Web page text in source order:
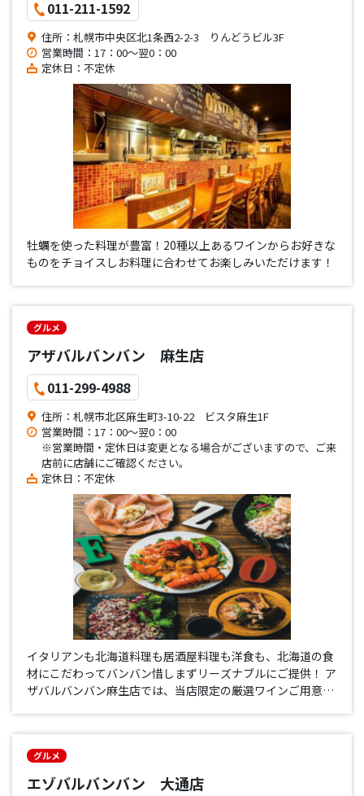
011-211-1592
住所：札幌市中央区北1条西2-2-3 りんどうビル3F
営業時間：17：00〜翌0：00
定休日：不定休
牡蠣を使った料理が豊富！20種以上あるワインからお好きな
ものをチョイスしお料理に合わせてお楽しみいただけます！
グルメ
アザバルバンバン 麻生店
011-299-4988
住所：札幌市北区麻生町3-10-22 ビスタ麻生1F
営業時間：17：00～翌0：00
※営業時間・定休日は変更となる場合がございますので、ご来
店前に店舗にご確認ください。
定休日：不定休
イタリアンも北海道料理も居酒屋料理も洋食も、北海道の食
材にこだわってバンバン惜しまずリーズナブルにご提供！ ア
ザバルバンバン麻生店では、当店限定の厳選ワインご用意し
グルメ
エゾバルバンバン 大通店